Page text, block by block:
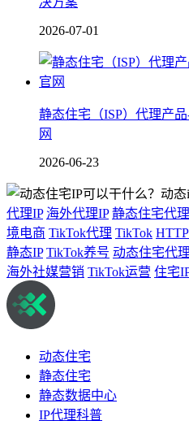
2026-07-01
静态住宅（ISP）代理产
网
2026-06-23
代理IP 海外代理IP 静态住宅代理
境电商 TikTok代理 TikTok
静态IP TikTok养号 动态住宅代
海外社媒营销 TikTok运营 住宅
动态住宅
静态住宅
静态数据中心
IP代理科普